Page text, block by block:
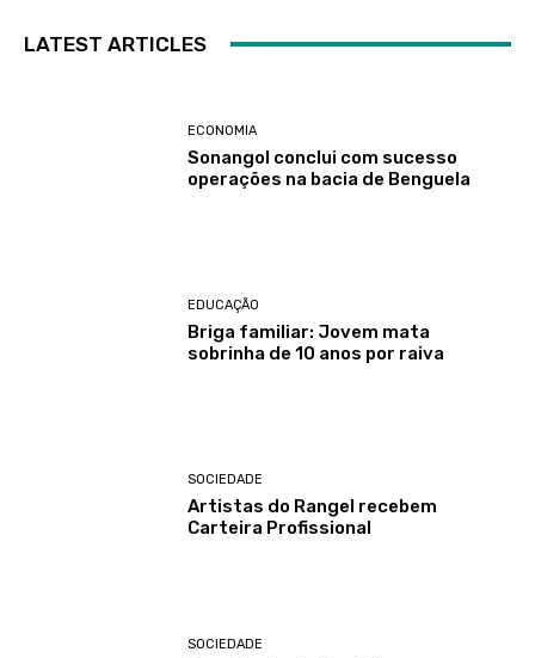
LATEST ARTICLES
ECONOMIA
Sonangol conclui com sucesso
operações na bacia de Benguela
EDUCAÇÃO
Briga familiar: Jovem mata
sobrinha de 10 anos por raiva
SOCIEDADE
Artistas do Rangel recebem
Carteira Profissional
SOCIEDADE